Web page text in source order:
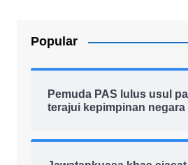
Popular
Pemuda PAS lulus usul
terajui kepimpinan negara